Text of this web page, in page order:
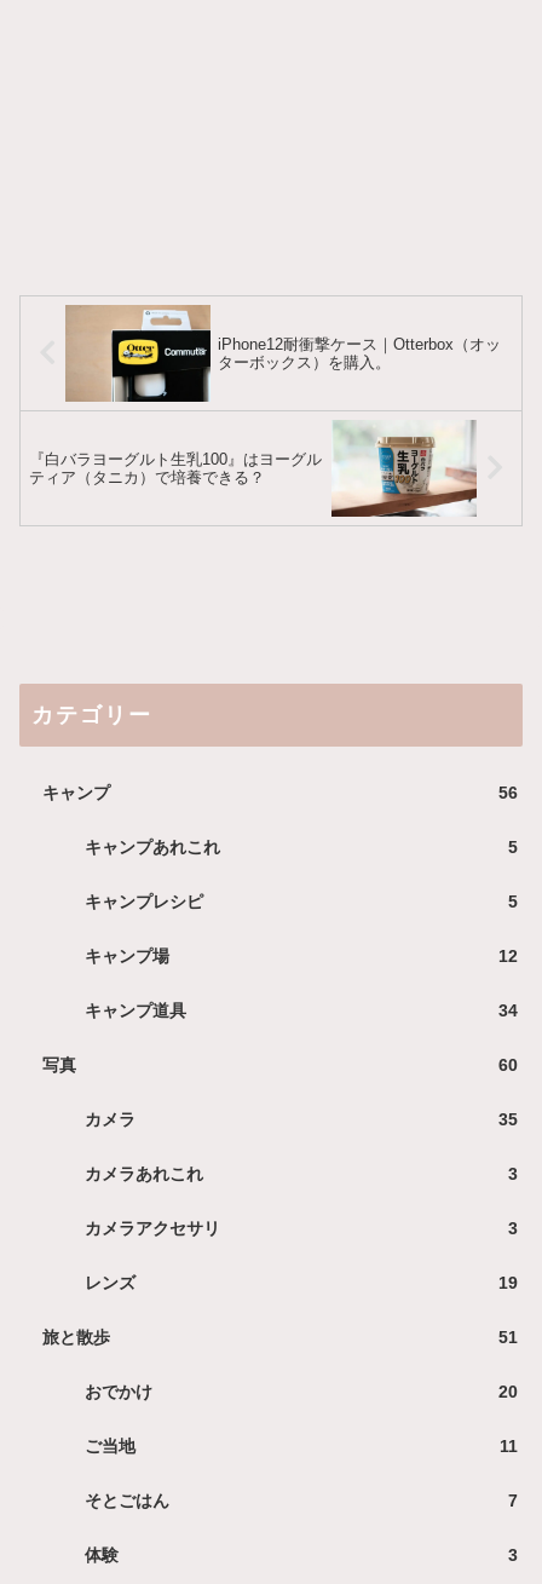
iPhone12耐衝撃ケース｜Otterbox（オッ
ターボックス）を購入。
『白バラヨーグルト生乳100』はヨーグル
ティア（タニカ）で培養できる？
カテゴリー
キャンプ 56
キャンプあれこれ 5
キャンプレシピ 5
キャンプ場 12
キャンプ道具 34
写真 60
カメラ 35
カメラあれこれ 3
カメラアクセサリ 3
レンズ 19
旅と散歩 51
おでかけ 20
ご当地 11
そとごはん 7
体験 3